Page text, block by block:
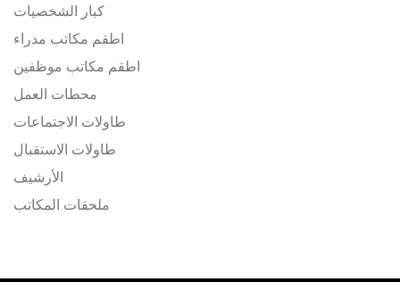
كبار الشخصيات
اطقم مكاتب مدراء
اطقم مكاتب موظفين
محطات العمل
طاولات الاجتماعات
طاولات الاستقبال
الأرشيف
ملحقات المكاتب